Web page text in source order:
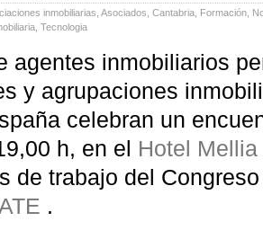
inmobiliarias Asociados Cantabria Formación
Tecnologia
agentes inmobiliarios
y agrupaciones
celebran un
h, en el Hotel
de trabajo del
.